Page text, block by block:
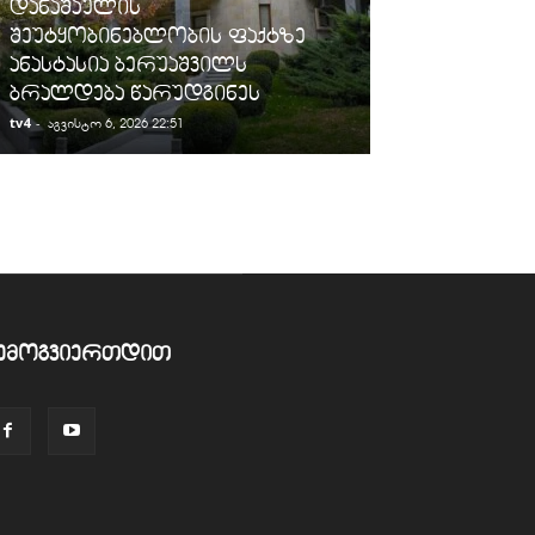
დანაშაულის
შეუტყობინებლობის ფაქტზე
ანასტასია ბერუაშვილს
ბრალდება წარუდგინეს
tv4 - აგვისტო 6, 2026 22:51